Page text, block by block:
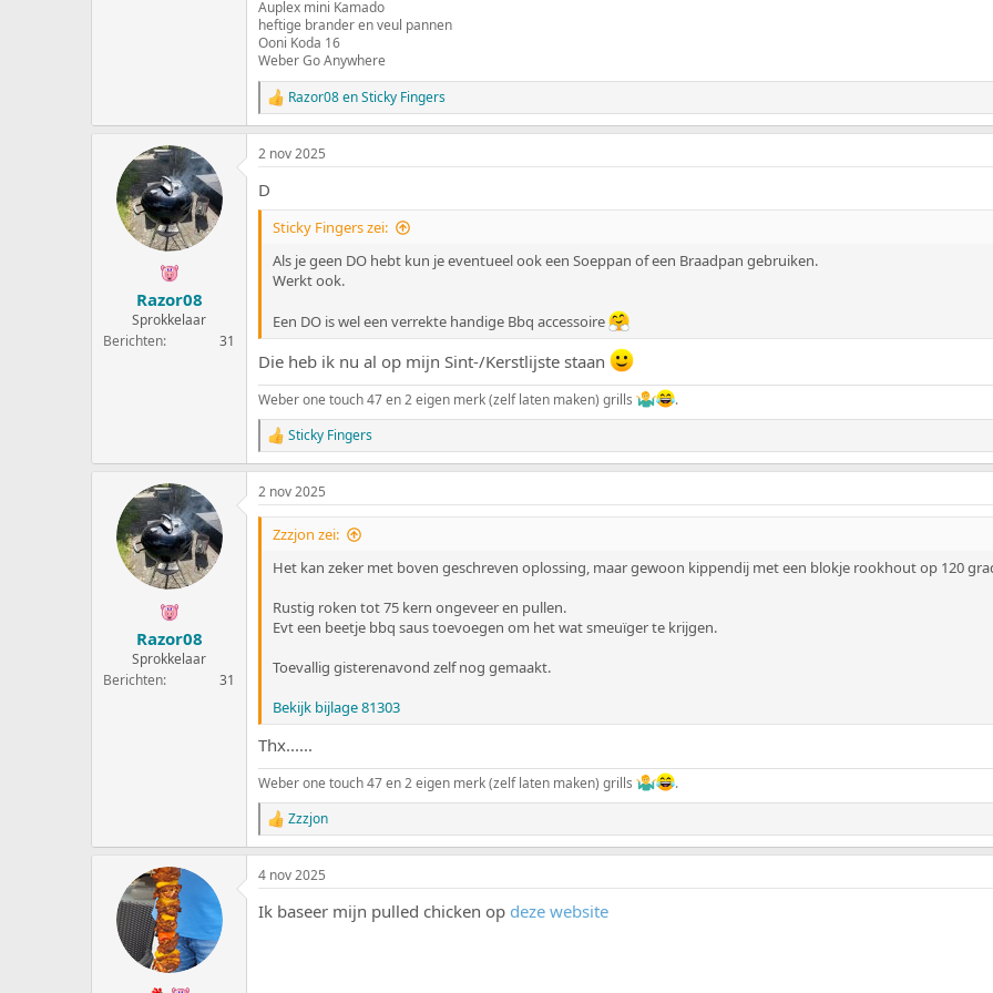
Auplex mini Kamado
heftige brander en veul pannen
Ooni Koda 16
Weber Go Anywhere
W
a
a
r
e
r
g
e
Razor08enSticky Fingers
Razor08
Sprokkelaar
Berichten
31
2 nov 2025
D
Sticky Fingers zei:
Als je geen DO hebt kun je eventueel ook een Soeppan of een Braadpan gebruiken.
Werkt ook.
Een DO is wel een verrekte handige Bbq accessoire
Die heb ik nu al op mijn Sint-/Kerstlijste staan
Weber one touch 47 en 2 eigen merk (zelf laten maken) grills .
W
a
a
r
d
e
Sticky Fingers
Razor08
Sprokkelaar
Berichten
31
2 nov 2025
Zzzjon zei:
Het kan zeker met boven geschreven oplossing, maar gewoon kippendij met een blokje rookhout op 120
Rustig roken tot 75 kern ongeveer en pullen.
Evt een beetje bbq saus toevoegen om het wat smeuïger te krijgen.
Toevallig gisterenavond zelf nog gemaakt.
Bekijk bijlage 81303
Thx......
Weber one touch 47 en 2 eigen merk (zelf laten maken) grills .
W
a
a
r
e
Zzzjon
4 nov 2025
Ik baseer mijn pulled chicken op deze website